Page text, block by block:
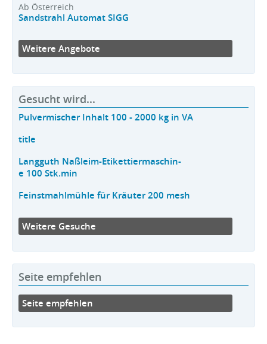
Ab Österreich
Sandstrahl Automat SIGG
Weitere Angebote
Gesucht wird...
Pulvermischer Inhalt 100 - 2000 kg in VA
title
Langguth Naßleim-Etikettiermaschin-
e 100 Stk.min
Feinstmahlmühle für Kräuter 200 mesh
Weitere Gesuche
Seite empfehlen
Seite empfehlen